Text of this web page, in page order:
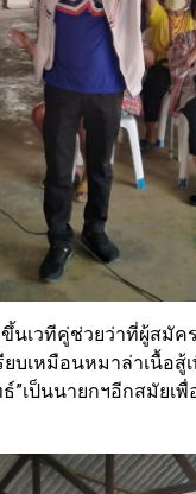
นเวทีคู่ช่วยว่าที่ผู้สมั
บเหมือนหมาล่าเนื้อสู้
เป็นนายกฯอีกสมัยเ